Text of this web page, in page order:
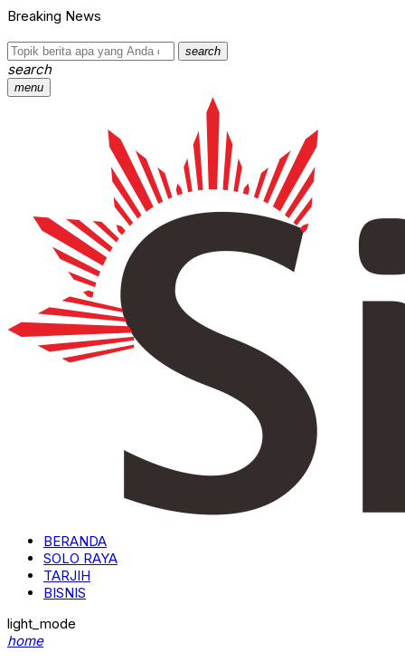
Breaking News
search
search
menu
BERANDA
SOLO RAYA
TARJIH
BISNIS
light_mode
home